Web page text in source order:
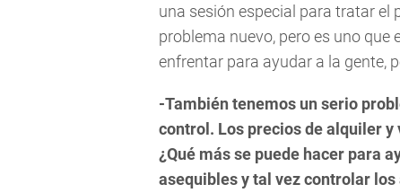
una sesión especial para tratar el
problema nuevo, pero es uno que
enfrentar para ayudar a la gente,
-También tenemos un serio
control. Los precios de alquiler
¿Qué más se puede hacer para
asequibles y tal vez controlar